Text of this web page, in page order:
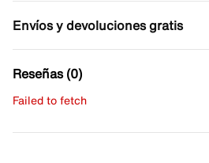
Envíos y devoluciones gratis
Reseñas (0)
Failed to fetch